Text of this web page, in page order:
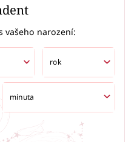
vašeho narození: